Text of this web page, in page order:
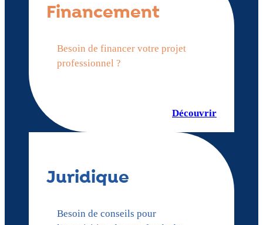
Financement
Besoin de financer votre projet
professionnel ?
Découvrir
Juridique
Besoin de conseils pour